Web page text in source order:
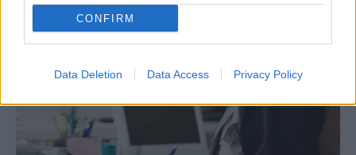
CONFIRM
Data Deletion Data Access Privacy Policy